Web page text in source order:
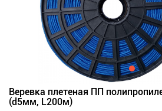
Веревка плетеная ПП
(d5мм, L200м)